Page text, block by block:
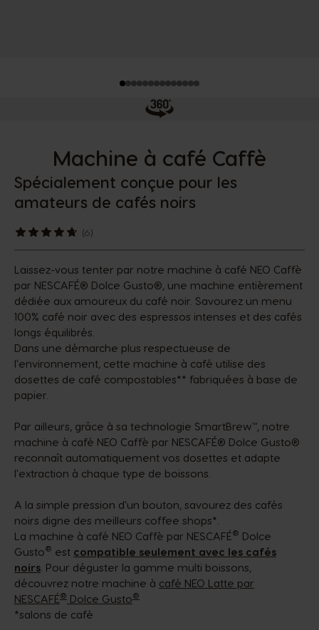
Machine à café Caffè
Spécialement conçue pour les
amateurs de cafés noirs
(6)
Laissez-vous tenter par notre machine à café NEO Caffè
par NESCAFÉ® Dolce Gusto®, une machine entièrement
dédiée aux amoureux du café noir. Savourez un menu
100% café noir avec des espressos intenses et des cafés
longs équilibrés. ​
Dans une démarche plus respectueuse de
l'environnement, cette machine à café utilise des
dosettes de café compostables** fabriquées à base de
papier.​
Par ailleurs, grâce à sa technologie SmartBrew™, notre
machine à café NEO Caffè par NESCAFÉ® Dolce Gusto®
reconnaît automatiquement vos dosettes et adapte
l'extraction à chaque type de boissons. ​
A la simple pression d'un bouton, savourez des cafés
noirs digne des meilleurs coffee shops*.​
La machine à café NEO Caffè par NESCAFÉ® Dolce
Gusto® est compatible seulement avec les cafés
noirs . Pour déguster la gamme multi boissons,
découvrez notre machine à café NEO Latte par
NESCAFÉ® Dolce Gusto®
*salons de café